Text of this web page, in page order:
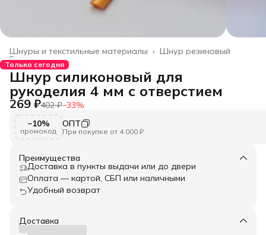
Шнур резиновый
Шнуры и текстильные материалы ›
Главная ›
Только сегодня
Шнур силиконовый для
рукоделия 4 мм с отверстием
269 ₽402 ₽−33%
−10%
промокод
ОПТ
При покупке от 4 000 ₽
Преимущества
Доставка в пункты выдачи или до двери
Оплата — картой, СБП или наличными
Удобный возврат
Доставка